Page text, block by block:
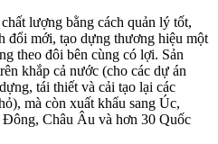
lượng bằng cách quản lý tốt,
đổi mới, tạo dựng thương hiệu một
theo đôi bên cùng có lợi. Sản
khắp cả nước (cho các dự án
tái thiết và cải tạo lại các
mà còn xuất khẩu sang Úc,
Châu Âu và hơn 30 Quốc